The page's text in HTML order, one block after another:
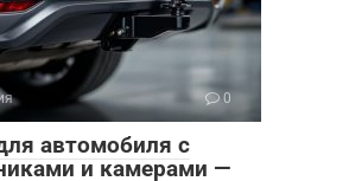
0
автомобиля с
и камерами —